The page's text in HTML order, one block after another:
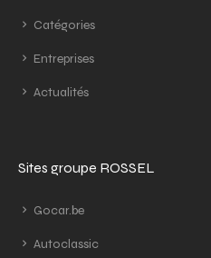
Catégories
Entreprises
Actualités
Sites groupe ROSSEL
Gocar.be
Autoclassic